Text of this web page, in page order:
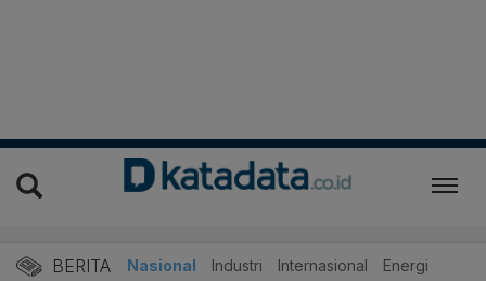
BERITA Nasional Industri Internasional Energi